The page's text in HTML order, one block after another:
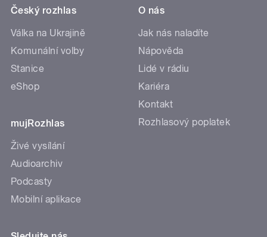
Český rozhlas
Válka na Ukrajině
Komunální volby
Stanice
eShop
mujRozhlas
Živé vysílání
Audioarchiv
Podcasty
Mobilní aplikace
O nás
Jak nás naladíte
Nápověda
Lidé v rádiu
Kariéra
Kontakt
Rozhlasový poplatek